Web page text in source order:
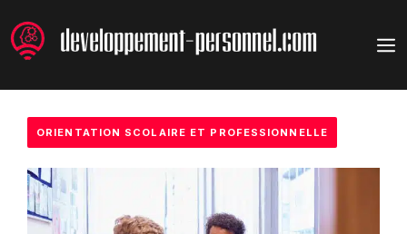
au
contenu
ORIENTATION SCOLAIRE ET PROFESSIONNELLE